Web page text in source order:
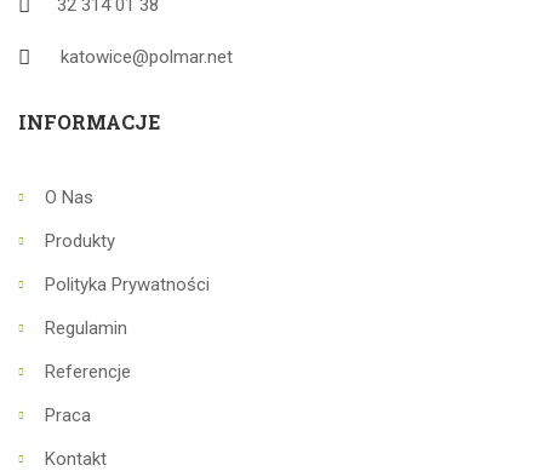
katowice@polmar.net
INFORMACJE
O Nas
Produkty
Polityka Prywatności
Regulamin
Referencje
Praca
Kontakt